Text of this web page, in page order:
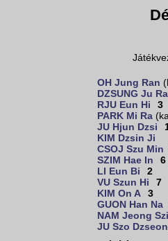
OH Jung Ran
DZSUNG Ju Ra
RJU Eun Hi
3
PARK Mi Ra
JU Hjun Dzsi
KIM Dzsin Ji
CSOJ Szu Min
SZIM Hae In
6
LI Eun Bi
2
VU Szun Hi
7
KIM On A
3
GUON Han Na
NAM Jeong
JU Szo